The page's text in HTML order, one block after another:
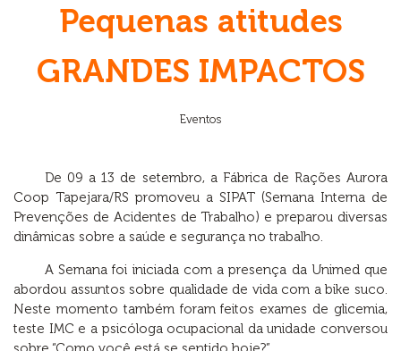
Pequenas atitudes
GRANDES IMPACTOS
Eventos
De 09 a 13 de setembro, a Fábrica de Rações Aurora
Coop Tapejara/RS promoveu a SIPAT (Semana Interna de
Prevenções de Acidentes de Trabalho) e preparou diversas
dinâmicas sobre a saúde e segurança no trabalho.
A Semana foi iniciada com a presença da Unimed que
abordou assuntos sobre qualidade de vida com a bike suco.
Neste momento também foram feitos exames de glicemia,
teste IMC e a psicóloga ocupacional da unidade conversou